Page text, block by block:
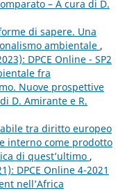
– A cura di D.
di sapere. Una
ambientale ,
DPCE Online - SP2
fra
Nuove prospettive
D. Amirante e R.
tra diritto europeo
interno come prodotto
di quest’ultimo ,
DPCE Online 4-2021
nell’Africa